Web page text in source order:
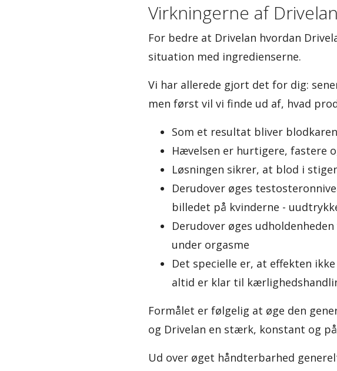
Virkningerne af Drivelan
For bedre at Drivelan hvordan
situation med ingredienserne.
Vi har allerede gjort det for dig:
men først vil vi finde ud af, hvad
Som et resultat bliver
Hævelsen er hurtigere, fastere
Løsningen sikrer, at blod i
Derudover øges
billedet på kvinderne -
Derudover øges
under orgasme
Det specielle er, at effekten
altid er klar til
Formålet er følgelig at øge den
og Drivelan en stærk, konstant og
Ud over øget håndterbarhed